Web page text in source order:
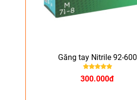
Găng tay Nitrile 92-600
300.000đ